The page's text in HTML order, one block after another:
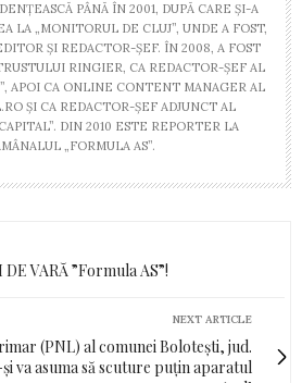
PÂNĂ ÎN 2001, DUPĂ CARE ŞI-A
LA „MONITORUL DE CLUJ”, UNDE A FOST,
ŞI REDACTOR-ŞEF. ÎN 2008, A FOST
RINGIER, CA REDACTOR-ŞEF AL
APOI CA ONLINE CONTENT MANAGER AL
ŞI CA REDACTOR-ŞEF ADJUNCT AL
DIN 2010 ESTE REPORTER LA
„FORMULA AS”.
VARĂ ”Formula AS”!
NEXT ARTICLE
(PNL) al comunei Bolotești, jud.
va asuma să scuture puțin aparatul